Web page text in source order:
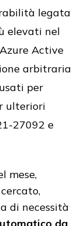
legata
elevati nel
Active
arbitraria
per
ulteriori
27092 e
mese,
di necessità